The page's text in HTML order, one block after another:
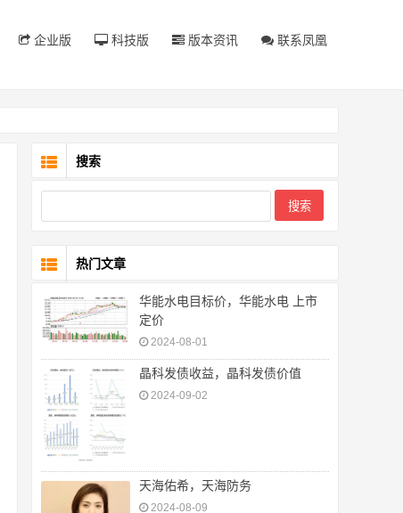
企业版 科技版 版本资讯 联系凤凰
搜索
热门文章
华能水电目标价，华能水电 上市
定价
2024-08-01
晶科发债收益，晶科发债价值
2024-09-02
天海佑希，天海防务
2024-08-09